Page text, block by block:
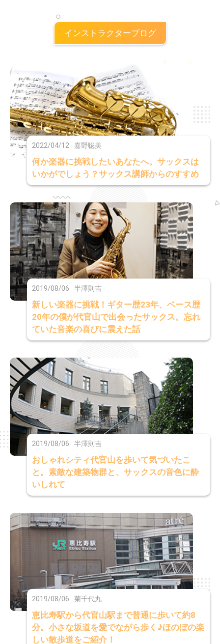
インストラクターブログ
2022/04/12 嘉野聡美
何か楽器に挑戦したいあなたへ。サックスは
いかがでしょう？サックス講師からのすすめ
2019/08/06 半澤則吉
新しい楽器に挑戦！ギター歴23年、ベース歴
20年の僕が代官山で出会ったサックス。忘れ
ていた音楽の喜びに震えた話
2019/08/06 半澤則吉
おしゃれシティ代官山を歩いて気づいたこ
と。素敵な建築物群と、サックスの音色に酔
いしれて
2019/08/06 菊千代丸
恵比寿駅から代官山駅まで普通に歩いて約8
分。小さな坂道を愛でながら歩く♪ほのぼの楽
しい散歩道をご紹介！